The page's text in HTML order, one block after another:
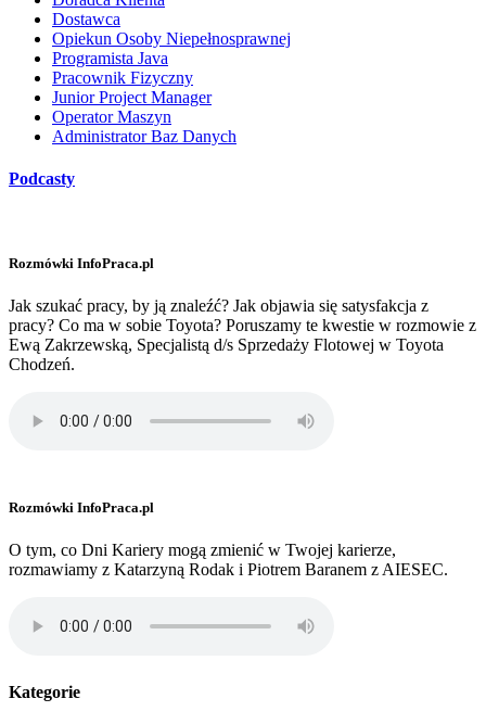
Dostawca
Opiekun Osoby Niepełnosprawnej
Programista Java
Pracownik Fizyczny
Junior Project Manager
Operator Maszyn
Administrator Baz Danych
Podcasty
Rozmówki InfoPraca.pl
Jak szukać pracy, by ją znaleźć? Jak objawia się satysfakcja z
pracy? Co ma w sobie Toyota? Poruszamy te kwestie w rozmowie z
Ewą Zakrzewską, Specjalistą d/s Sprzedaży Flotowej w Toyota
Chodzeń.
Rozmówki InfoPraca.pl
O tym, co Dni Kariery mogą zmienić w Twojej karierze,
rozmawiamy z Katarzyną Rodak i Piotrem Baranem z AIESEC.
Kategorie